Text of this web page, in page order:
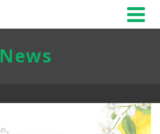
News